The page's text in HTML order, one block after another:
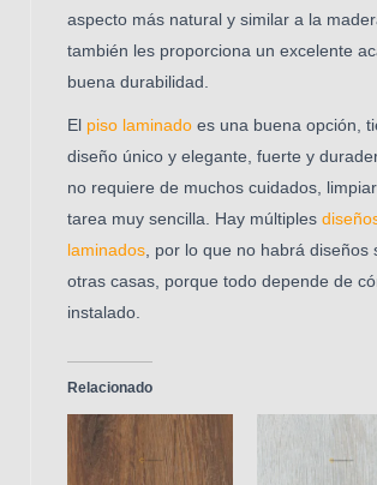
aspecto más natural y similar a la
también les proporciona un excelente
buena durabilidad.
El piso laminado es una buena opción,
diseño único y elegante, fuerte y
no requiere de muchos cuidados,
tarea muy sencilla. Hay múltiples
laminados , por lo que no habrá diseños
otras casas, porque todo depende de
instalado.
Relacionado